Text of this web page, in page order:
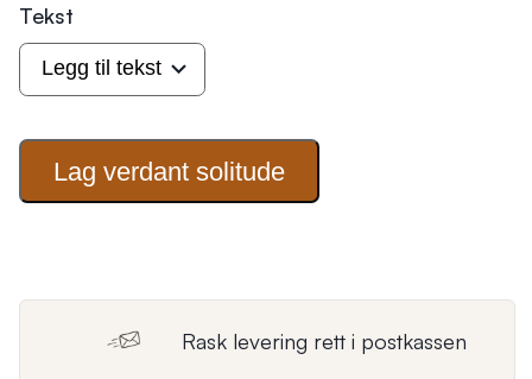
Tekst
Lag verdant solitude
Rask levering rett i postkassen